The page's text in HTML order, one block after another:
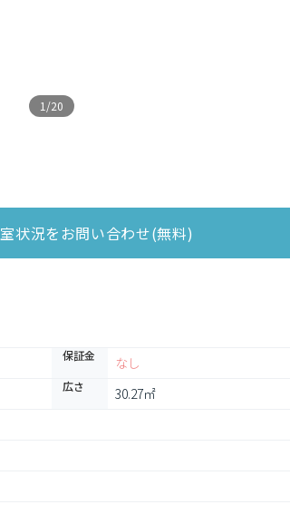
1/20
状況をお問い合わせ(無料)
保証金 なし
広さ 30.27㎡